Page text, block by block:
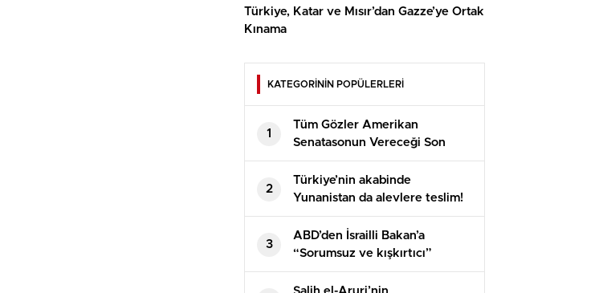
Türkiye, Katar ve Mısır’dan Gazze’ye Ortak
Kınama
KATEGORİNİN POPÜLERLERİ
1
Tüm Gözler Amerikan
Senatasonun Vereceği Son
Kararda
2
Türkiye’nin akabinde
Yunanistan da alevlere teslim!
Yerleşim yerleri boşaltılmaya
başlandı
3
ABD’den İsrailli Bakan’a
“Sorumsuz ve kışkırtıcı”
suçlaması! Birebir sertlikte
cevap geldi